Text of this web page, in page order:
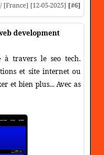
[France] [12-05-2025] [#6]
development
à travers le seo tech.
et site internet ou
et bien plus... Avec as